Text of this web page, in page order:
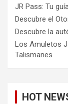
JR Pass: Tu
Descubre el
Descubre la
Los Amuletos
Talismanes
HOT